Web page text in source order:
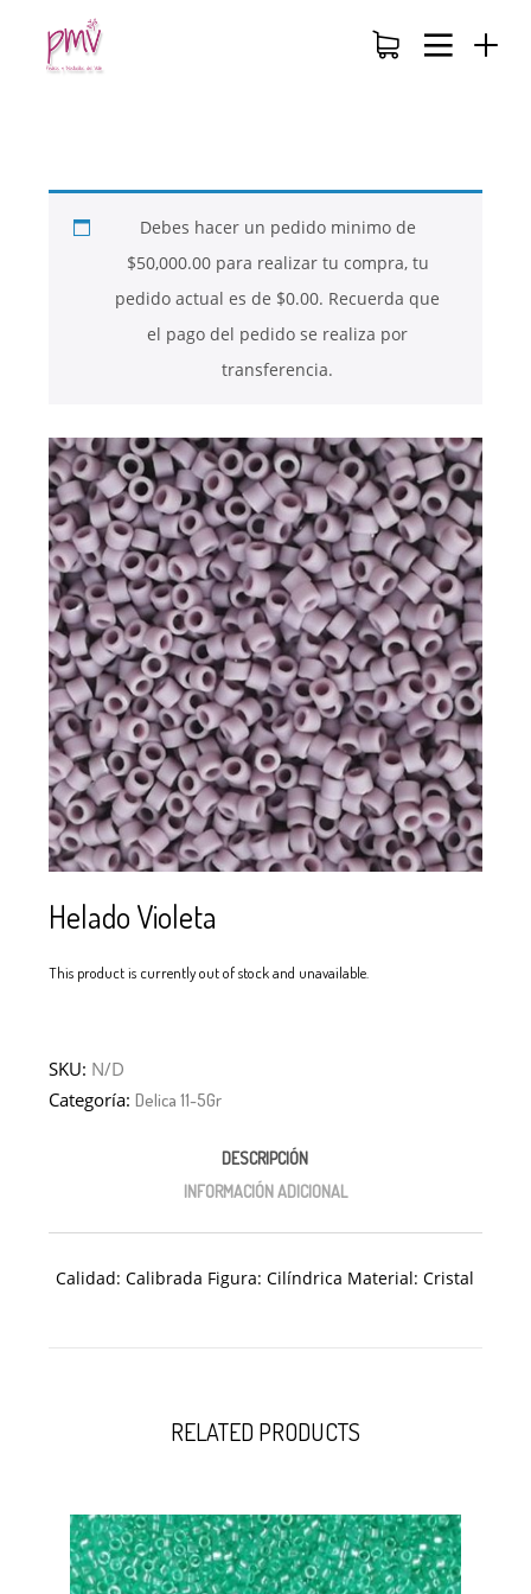
26
NOVIEMBRE
2017
QUE PIEDRAS
SE USAN PARA
BISUTERÍA Y
JOYERÍA
26
NOVIEMBRE
2017
QUE ES LA
MOSTACILLA?
26
NOVIEMBRE
2017
NUESTROS
CURSOS
Debes hacer un pedido minimo de
$50,000.00para realizar tu compra, tu
pedido actual es de $0.00. Recuerda que
el pago del pedido se realiza por
transferencia.
Helado Violeta
This product is currently out of stock and unavailable.
SKU: N/D
Categoría:Delica 11-5Gr
DESCRIPCIÓN
INFORMACIÓN ADICIONAL
Calidad: Calibrada Figura: Cilíndrica Material: Cristal
RELATED PRODUCTS